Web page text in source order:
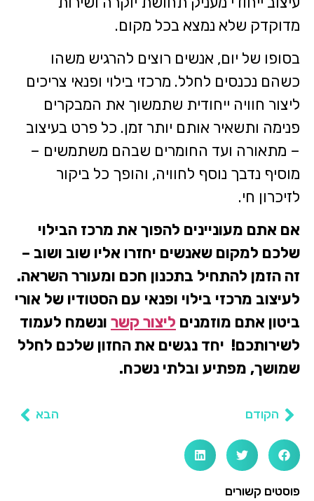
מדוקדק שלא נמצא בכל מקום.
בסופו של יום, אנשים רוצים להרגיש משהו
כשהם נכנסים לחלל. מרכזי בילוי ופנאי צריכים
ליצור חוויה ייחודית שתמשוך את המבקרים
פנימה ותשאיר אותם יותר זמן. כל פרט בעיצוב
– מתאורה ועד החומרים שבהם משתמשים –
מוסיף נדבך נוסף לחוויה, והופך כל ביקור
לזיכרון חי.
אם אתם מעוניינים להפוך את מרכז הבילוי
שלכם למקום שאנשים יחזרו אליו שוב ושוב –
זה הזמן להתחיל בתכנון חכם ומעורר השראה.
לעיצוב מרכזי בילוי ופנאי עם הסטודיו של אורי
ביטון אתם מוזמנים ליצור קשר ונשמח לעמוד
לשירותכם! יחד נגשים את החזון שלכם לחלל
שמושך, מפתיע ובלתי נשכח.
הקודם הבא
פוסטים קשורים